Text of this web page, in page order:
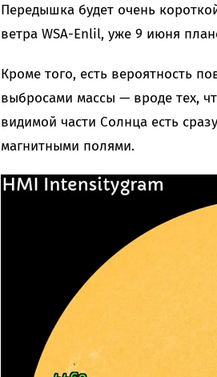
Передышка будет очень
ветра WSA-Enlil, уже 9 июня
Кроме того, есть вероятность
выбросами массы — вроде тех,
видимой части Солнца есть
магнитными полями.